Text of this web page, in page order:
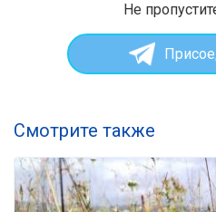
Не
Смотрите также